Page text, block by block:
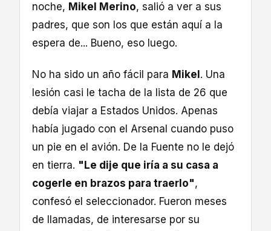
noche, Mikel Merino, salió a ver a sus
padres, que son los que están aquí a la
espera de... Bueno, eso luego.
No ha sido un año fácil para Mikel . Una
lesión casi le tacha de la lista de 26 que
debía viajar a Estados Unidos. Apenas
había jugado con el Arsenal cuando puso
un pie en el avión. De la Fuente no le dejó
en tierra. "Le dije que iría a su casa a
cogerle en brazos para traerlo",
confesó el seleccionador. Fueron meses
de llamadas, de interesarse por su